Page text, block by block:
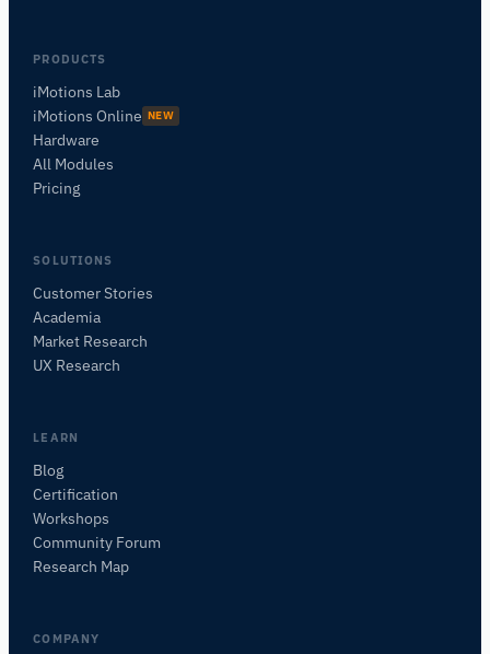
PRODUCTS
iMotions Lab
iMotions Online NEW
Hardware
All Modules
Pricing
SOLUTIONS
Customer Stories
Academia
Market Research
UX Research
LEARN
Blog
Certification
Workshops
Community Forum
Research Map
COMPANY
研究方法、製品、センサー、SDK、リソースに
この記事について質問
この記事を要約
これをどう応用できますか？